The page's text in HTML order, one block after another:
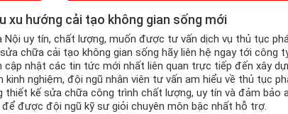
xu hướng cải tạo không gian sống mới
uy tín, chất lượng, muốn được tư vấn dịch vụ thủ tục
chữa cải tạo không gian sống hãy liên hệ ngay tới công
nhật các tin tức mới nhất liên quan trực tiếp đến xây
nghiệm, đội ngũ nhân viên tư vấn am hiểu về thủ tục
kế sửa chữa công trình chất lượng, uy tín và đảm bảo
được đội ngũ kỹ sư giỏi chuyên môn bậc nhất hỗ trợ.